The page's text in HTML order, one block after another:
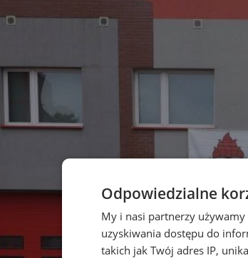
Odpowiedzialne
My i nasi partnerzy
uzyskiwania dostępu do
takich jak Twój adres IP,